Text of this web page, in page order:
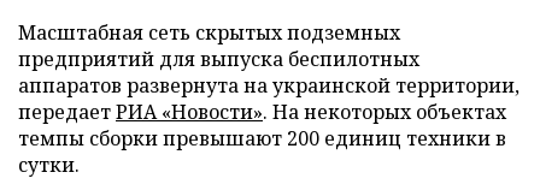
Масштабная сеть скрытых подземных
предприятий для выпуска беспилотных
аппаратов развернута на украинской территории,
передаетРИА «Новости». На некоторых объектах
темпы сборки превышают 200 единиц техники в
сутки.